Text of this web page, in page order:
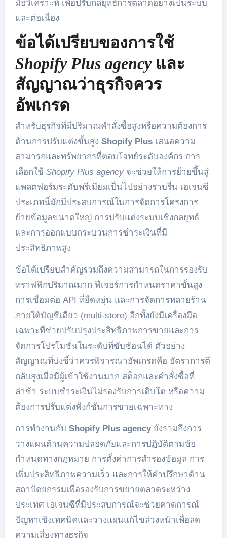
มือวิเคราะห์ เพื่อปรับกลยุทธ์การตลาดอย่างเป็นระบบ
และต่อเนื่อง
ข้อได้เปรียบของการใช้
Shopify Plus agencyและ
สัญญาณว่าธุรกิจควร
อัพเกรด
สำหรับธุรกิจที่มีปริมาณคำสั่งซื้อสูงหรือความต้องการ
ด้านการปรับแต่งขั้นสูง Shopify Plusเสนอความ
สามารถและทรัพยากรที่ตอบโจทย์ระดับองค์กร การ
เลือกใช้ Shopify Plus agencyจะช่วยให้การย้ายขึ้นสู่
แพลตฟอร์มระดับพรีเมียมเป็นไปอย่างราบรื่น เอเจนซี
ประเภทนี้มักมีประสบการณ์ในการจัดการโครงการ
ย้ายข้อมูลขนาดใหญ่ การปรับแต่งระบบเชิงกลยุทธ์
และการออกแบบกระบวนการชำระเงินที่มี
ประสิทธิภาพสูง
ข้อได้เปรียบสำคัญรวมถึงความสามารถในการรองรับ
ทราฟฟิกปริมาณมาก ฟีเจอร์การกำหนดราคาขั้นสูง
การเชื่อมต่อ API ที่ยืดหยุ่น และการจัดการหลายร้าน
ภายใต้บัญชีเดียว (multi-store) อีกทั้งยังมีเครื่องมือ
เฉพาะที่ช่วยปรับปรุงประสิทธิภาพการขายและการ
จัดการโปรโมชั่นในระดับที่ซับซ้อนได้ ตัวอย่าง
สัญญาณที่บ่งชี้ว่าควรพิจารณาอัพเกรดคือ อัตราการตี
กลับสูงเมื่อมีผู้เข้าใช้งานมาก สต็อกและคำสั่งซื้อที่
ล่าช้า ระบบชำระเงินไม่รองรับการเติบโต หรือความ
ต้องการปรับแต่งฟังก์ชันการขายเฉพาะทาง
การทำงานกับ Shopify Plus agencyยังรวมถึงการ
วางแผนด้านความปลอดภัยและการปฏิบัติตามข้อ
กำหนดทางกฎหมาย การตั้งค่าการสำรองข้อมูล การ
เพิ่มประสิทธิภาพความเร็ว และการให้คำปรึกษาด้าน
สถาปัตยกรรมเพื่อรองรับการขยายตลาดระหว่าง
ประเทศ เอเจนซีที่มีประสบการณ์จะช่วยคาดการณ์
ปัญหาเชิงเทคนิคและวางแผนแก้ไขล่วงหน้าเพื่อลด
ความเสี่ยงทางธุรกิจ